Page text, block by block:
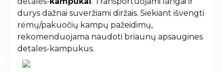
durys dažnai suveržiami diržais. Siekiant išvengti
rėmų/pakuočių kampų pažeidimų,
rekomenduojama naudoti briaunų apsaugines
detales-kampukus.